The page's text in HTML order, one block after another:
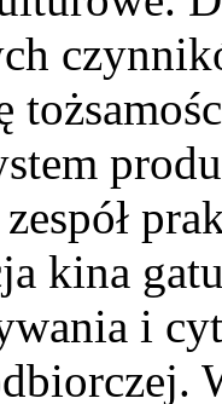
kina
i